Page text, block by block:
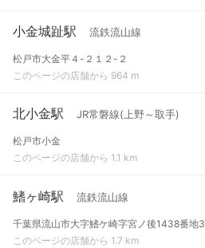
小金城趾駅 流鉄流山線
松戸市大金平４-２１２-２
このページの店舗から 964 m
北小金駅 JR常磐線(上野～取手)
松戸市小金
このページの店舗から 1.1 km
鰭ヶ崎駅 流鉄流山線
千葉県流山市大字鰭ケ崎字宮ノ後1438番地3
このページの店舗から 1.7 km